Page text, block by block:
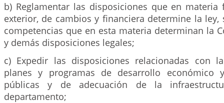
b) Reglamentar las disposiciones que en materia
exterior, de cambios y financiera determine la
competencias que en esta materia determinan la
y demás disposiciones legales;
c) Expedir las disposiciones relacionadas con
planes y programas de desarrollo económico
públicas y de adecuación de la
departamento;